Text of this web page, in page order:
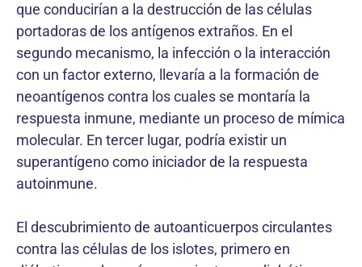
que conducirían a la destrucción de las células
portadoras de los antígenos extraños. En el
segundo mecanismo, la infección o la interacción
con un factor externo, llevaría a la formación de
neoantígenos contra los cuales se montaría la
respuesta inmune, mediante un proceso de mímica
molecular. En tercer lugar, podría existir un
superantígeno como iniciador de la respuesta
autoinmune.
El descubrimiento de autoanticuerpos circulantes
contra las células de los islotes, primero en